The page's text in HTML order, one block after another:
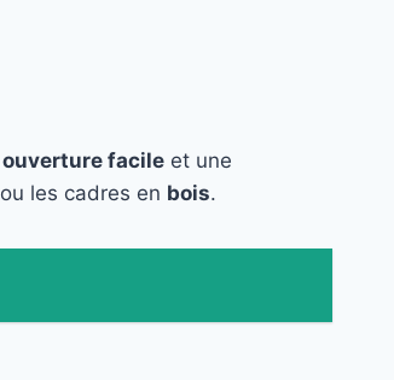
ouverture facile et une
ou les cadres en bois.